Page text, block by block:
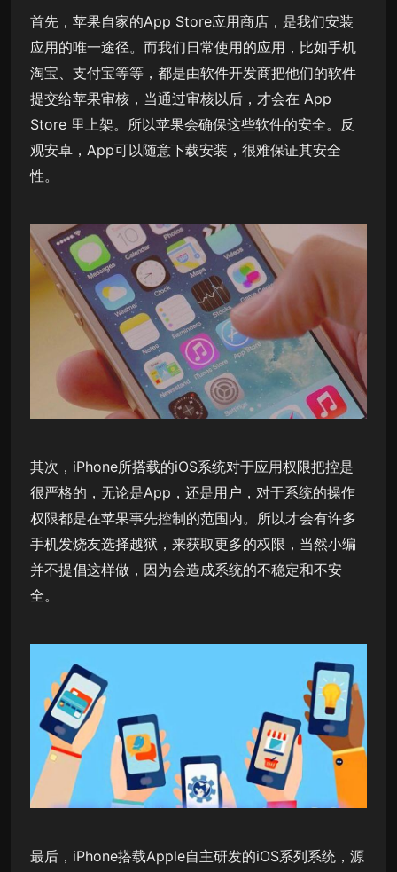
首先，苹果自家的App Store应用商店，是我们安装
应用的唯一途径。而我们日常使用的应用，比如手机
淘宝、支付宝等等，都是由软件开发商把他们的软件
提交给苹果审核，当通过审核以后，才会在 App
Store 里上架。所以苹果会确保这些软件的安全。反
观安卓，App可以随意下载安装，很难保证其安全
性。
其次，iPhone所搭载的iOS系统对于应用权限把控是
很严格的，无论是App，还是用户，对于系统的操作
权限都是在苹果事先控制的范围内。所以才会有许多
手机发烧友选择越狱，来获取更多的权限，当然小编
并不提倡这样做，因为会造成系统的不稳定和不安
全。
最后，iPhone搭载Apple自主研发的iOS系列系统，源